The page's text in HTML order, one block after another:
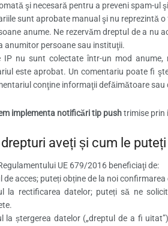
şi necesară pentru a preveni spam-
sunt aprobate manual şi nu reprezintă
anume. Ne rezervăm dreptul de a
anumitor persoane sau instituţii.
IP nu sunt colectate într-un mod
este aprobat. Un comentariu poate fi
conţine informaţii defăimătoare
implementa notificări tip pushtrimise prin
drepturi aveți și cum le
UE 679/2016 beneficiaţi de:
de acces; puteți obține de la noi
la rectificarea datelor; puteți să ne
la ștergerea datelor („dreptul de a fi